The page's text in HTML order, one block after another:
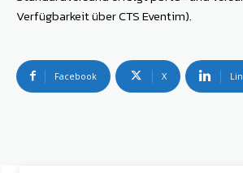
Verfügbarkeit über CTS Eventim).
Facebook X